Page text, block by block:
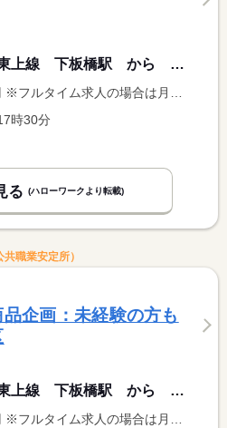
東京都板橋区 / 東武東上線 下板橋駅 から 徒歩２分
（換算額）、パート求人の場合は時間額を表示しています。
時30分
る (ハローワークより転載)
職業安定所）
企画：未経験の方も
東京都板橋区 / 東武東上線 下板橋駅 から 徒歩２分
（換算額）、パート求人の場合は時間額を表示しています。